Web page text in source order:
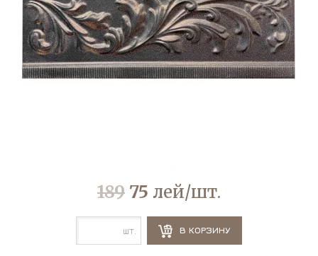
189 75 лей/шт.
шт. В КОРЗИНУ